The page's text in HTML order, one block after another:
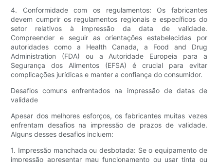
4. Conformidade com os regulamentos: Os fabricantes
devem cumprir os regulamentos regionais e específicos do
setor relativos à impressão da data de validade.
Compreender e seguir as orientações estabelecidas por
autoridades como a Health Canada, a Food and Drug
Administration (FDA) ou a Autoridade Europeia para a
Segurança dos Alimentos (EFSA) é crucial para evitar
complicações jurídicas e manter a confiança do consumidor.
Desafios comuns enfrentados na impressão de datas de
validade
Apesar dos melhores esforços, os fabricantes muitas vezes
enfrentam desafios na impressão de prazos de validade.
Alguns desses desafios incluem:
1. Impressão manchada ou desbotada: Se o equipamento de
impressão apresentar mau funcionamento ou usar tinta ou